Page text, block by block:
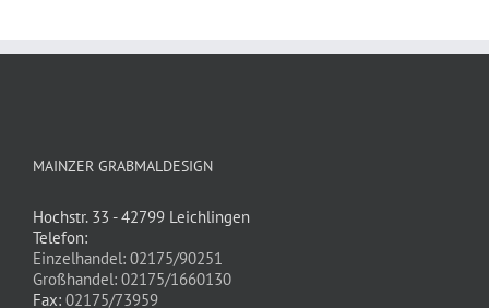
MAINZER GRABMALDESIGN
Hochstr. 33 - 42799 Leichlingen
Telefon:
Einzelhandel: 02175/90251
Großhandel: 02175/1660130
Fax: 02175/73959